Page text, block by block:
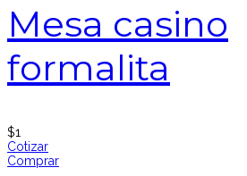
Mesa casino
formalita
$1
Cotizar
Comprar